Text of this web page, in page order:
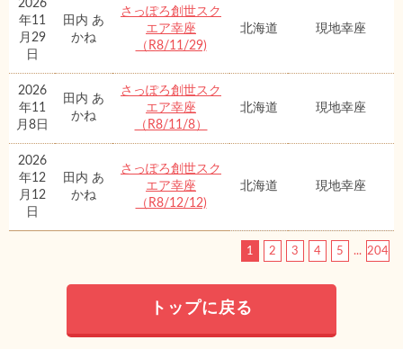
2026
年11
月29
日
田内 あ
かね
さっぽろ創世スク
エア幸座
（R8/11/29)
北海道 現地幸座
2026
年11
月8日
田内 あ
かね
さっぽろ創世スク
エア幸座
（R8/11/8）
北海道 現地幸座
2026
年12
月12
日
田内 あ
かね
さっぽろ創世スク
エア幸座
（R8/12/12)
北海道 現地幸座
1 2 3 4 5 ... 204
トップに戻る